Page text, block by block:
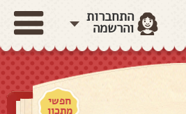
התחברות
והרשמה
חפשי
מתכון